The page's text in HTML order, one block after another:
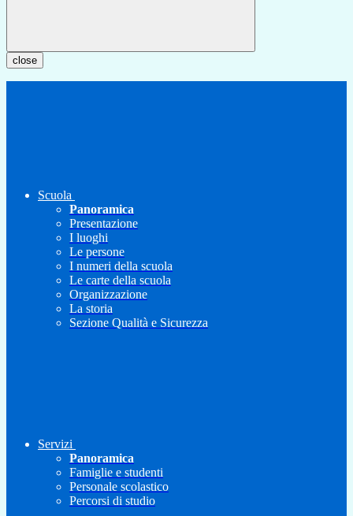
close
Scuola
Panoramica
Presentazione
I luoghi
Le persone
I numeri della scuola
Le carte della scuola
Organizzazione
La storia
Sezione Qualità e Sicurezza
Servizi
Panoramica
Famiglie e studenti
Personale scolastico
Percorsi di studio